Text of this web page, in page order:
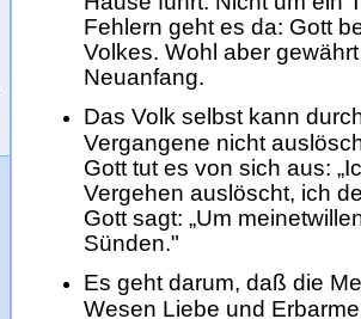
Fehlern geht es da: Gott
Volkes. Wohl aber
Neuanfang.
Das Volk selbst kann
Vergangene nicht
Gott tut es von sich aus:
Vergehen auslöscht, ich
Gott sagt: „Um
Sünden."
Es geht darum, daß die
Wesen Liebe und